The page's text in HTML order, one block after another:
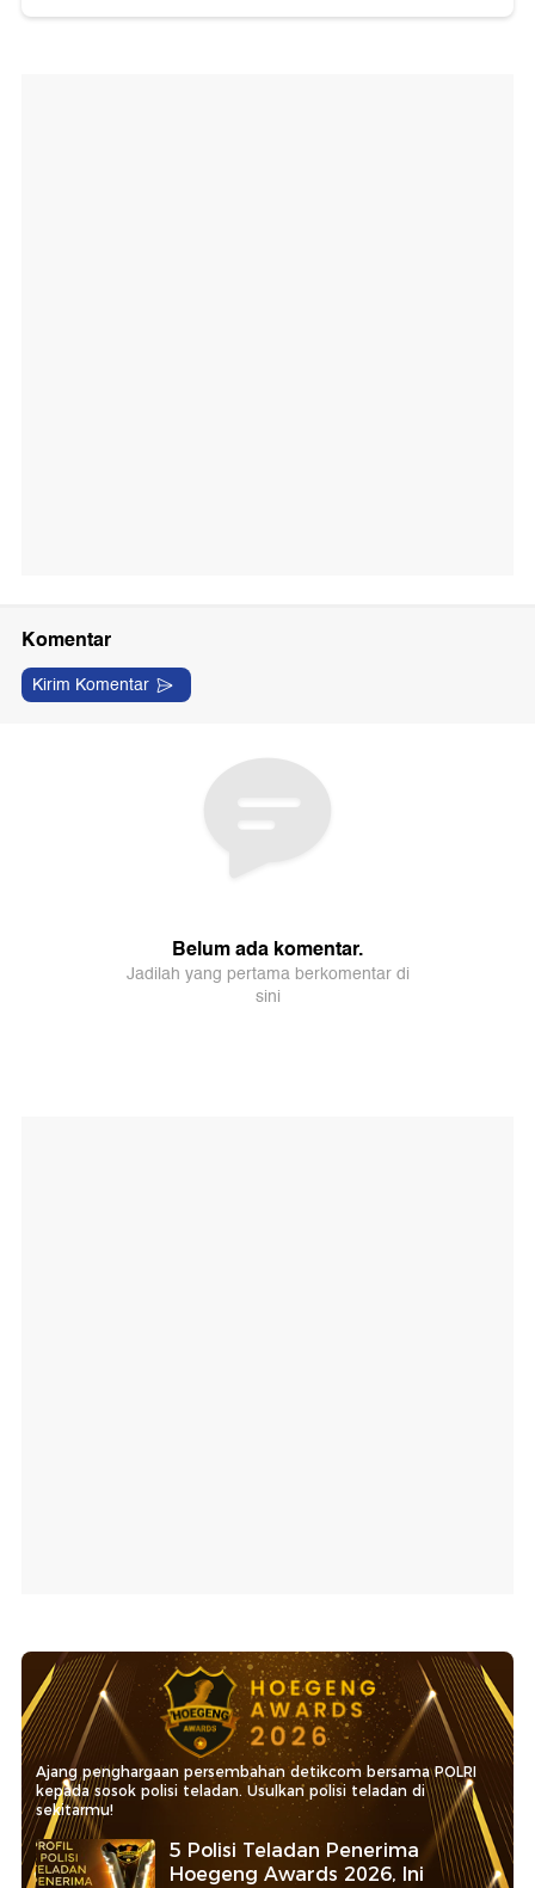
Ajang penghargaan persembahan detikcom bersama POLRI
kepada sosok polisi teladan. Usulkan polisi teladan di
sekitarmu!
5 Polisi Teladan Penerima
Hoegeng Awards 2026, Ini